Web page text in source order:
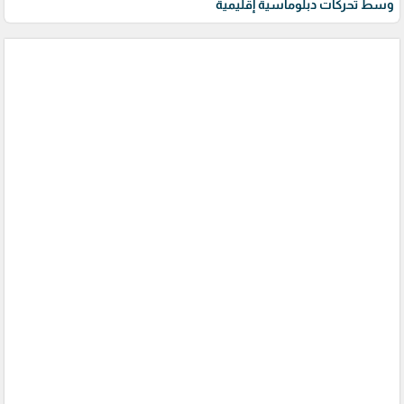
وسط تحركات دبلوماسية إقليمية